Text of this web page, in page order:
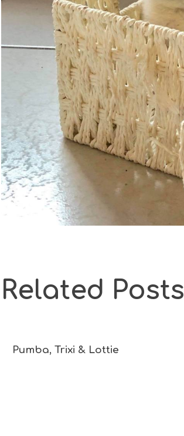
Related Posts
Pumba, Trixi & Lottie